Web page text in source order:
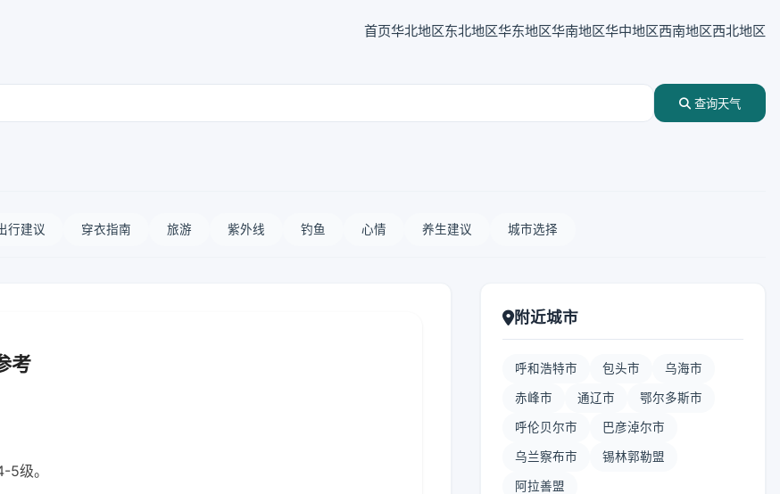
首页华北地区东北地区华东地区华南地区华中地区西南地区西北地区
查询天气
行建议 穿衣指南 旅游 紫外线 钓鱼 心情 养生建议 城市选择
考
级。
附近城市
呼和浩特市 包头市 乌海市
赤峰市 通辽市 鄂尔多斯市
呼伦贝尔市 巴彦淖尔市
乌兰察布市 锡林郭勒盟
阿拉善盟